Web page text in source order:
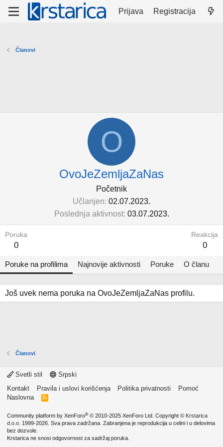
Prijava Registracija
Članovi
O
OvoJeZemljaZaNas
Početnik
Učlanjen 02.07.2023.
Poslednja aktivnost 03.07.2023.
Poruka
0
Reakcija
0
Poruke na profilima Najnovije aktivnosti Poruke O članu
Još uvek nema poruka na OvoJeZemljaZaNas profilu.
Članovi
Svetli stil
Srpski
Kontakt
Pravila i uslovi korišćenja Politika privatnosti
Pomoć
Naslovna
R
Community platform by XenForo® © 2010-2025 XenForo Ltd. Copyright © Krstarica
d.o.o. 1999-2026. Sva prava zadržana. Zabranjena je reprodukcija u celini i u delovima
bez dozvole.
Krstarica ne snosi odgovornost za sadržaj poruka.